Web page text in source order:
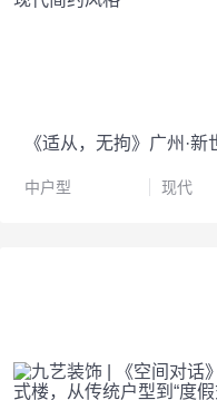
中户型 现代